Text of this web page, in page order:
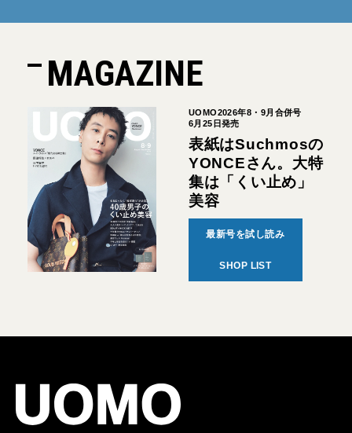
MAGAZINE
UOMO2026年8・9月合併号
6月25日発売
表紙はSuchmosの
YONCEさん。大特
集は「くい止め」
美容
最新号を試し読み
SHOP LIST